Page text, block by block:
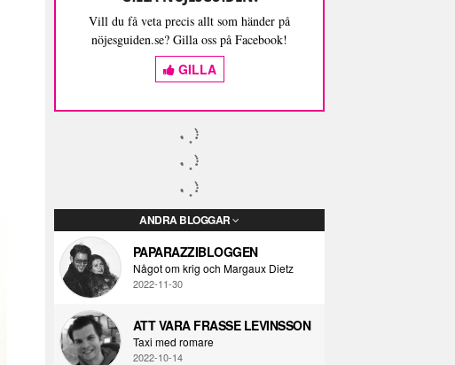
Vill du få veta precis allt som händer på
nöjesguiden.se? Gilla oss på Facebook!
GILLA
ANDRA BLOGGAR
PAPARAZZIBLOGGEN
Något om krig och Margaux Dietz
2022-11-30
ATT VARA FRASSE LEVINSSON
Taxi med romare
2022-10-14